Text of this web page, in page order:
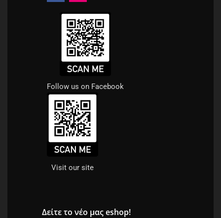
Follow us on Facebook
Visit our site
Δείτε το νέο μας eshop!